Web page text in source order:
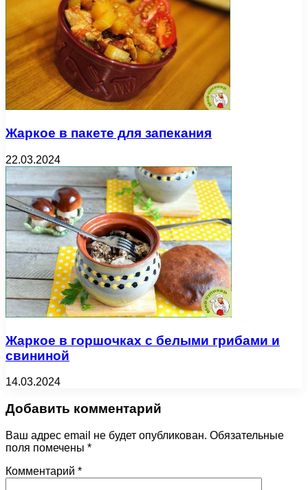
Жаркое в пакете для запекания
22.03.2024
Жаркое в горшочках с белыми грибами и
свининой
14.03.2024
Добавить комментарий
Ваш адрес email не будет опубликован. Обязательные
поля помечены *
Комментарий *